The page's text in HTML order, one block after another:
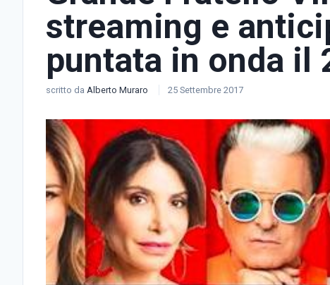
streaming e
puntata in onda il
scritto da Alberto Muraro 25 Settembre 2017